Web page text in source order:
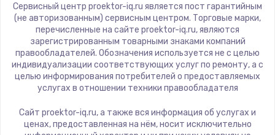
Сервисный центр proektor-iq.ru является пост гарантийным
(не авторизованным) сервисным центром. Торговые марки,
перечисленные на сайте proektor-iq.ru, являются
зарегистрированным товарными знаками компаний
правообладателей. Обозначения используется не с целью
индивидуализации соответствующих услуг по ремонту, а с
целью информирования потребителей о предоставляемых
услугах в отношении техники правообладателя
Сайт proektor-iq.ru, а также вся информация об услугах и
ценах, предоставленная на нём, носит исключительно